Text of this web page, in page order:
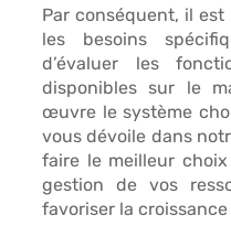
Par conséquent, il
les besoins
d’évaluer les
disponibles sur le
œuvre le système
faire le meilleur choix
gestion de vos
favoriser la